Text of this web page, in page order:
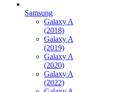
Samsung
Galaxy A
(2018)
Galaxy A
(2019)
Galaxy A
(2020)
Galaxy A
(2022)